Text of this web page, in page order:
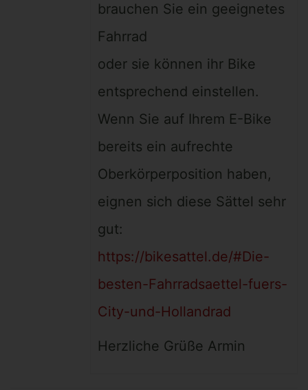
brauchen Sie ein geeignetes
Fahrrad
oder sie können ihr Bike
entsprechend einstellen.
Wenn Sie auf Ihrem E-Bike
bereits ein aufrechte
Oberkörperposition haben,
eignen sich diese Sättel sehr
gut:
https://bikesattel.de/#Die-
besten-Fahrradsaettel-fuers-
City-und-Hollandrad
Herzliche Grüße Armin